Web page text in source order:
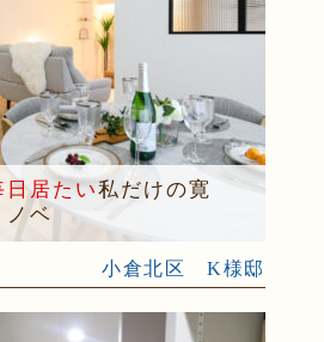
日居たい私だけの寛
ノベ
小倉北区 K様邸